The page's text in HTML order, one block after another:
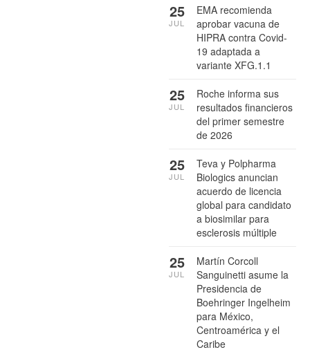
EMA recomienda
aprobar vacuna de
HIPRA contra Covid-
19 adaptada a
variante XFG.1.1
25
JUL
Roche informa sus
resultados financieros
del primer semestre
de 2026
25
JUL
Teva y Polpharma
Biologics anuncian
acuerdo de licencia
global para candidato
a biosimilar para
esclerosis múltiple
25
JUL
Martín Corcoll
Sanguinetti asume la
Presidencia de
Boehringer Ingelheim
para México,
Centroamérica y el
Caribe
25
JUL